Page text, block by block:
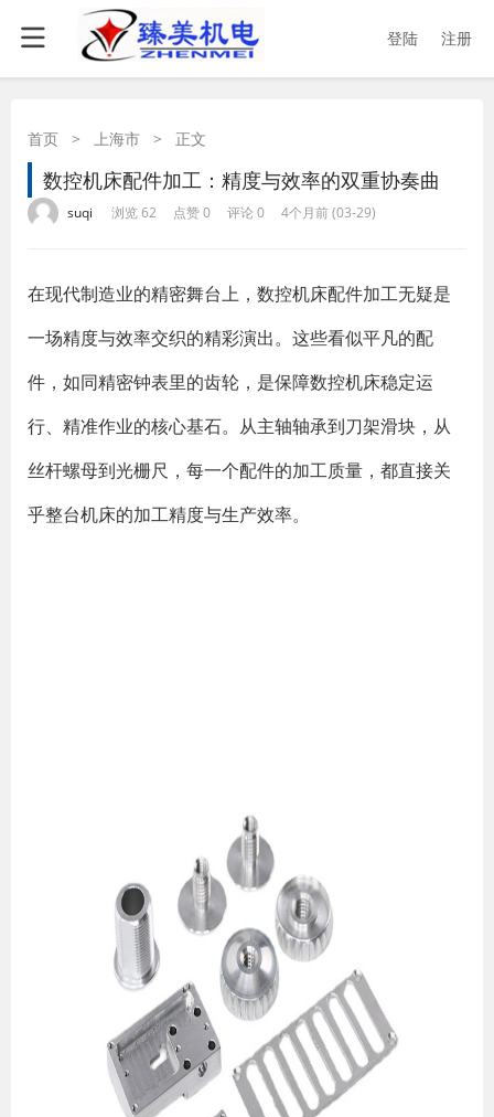
登陆 注册
首页 > 上海市 > 正文
数控机床配件加工：精度与效率的双重协奏曲
suqi 浏览 62 点赞 0 评论 0 4个月前 (03-29)
在现代制造业的精密舞台上，数控机床配件加工无疑是
一场精度与效率交织的精彩演出。这些看似平凡的配
件，如同精密钟表里的齿轮，是保障数控机床稳定运
行、精准作业的核心基石。从主轴轴承到刀架滑块，从
丝杆螺母到光栅尺，每一个配件的加工质量，都直接关
乎整台机床的加工精度与生产效率。